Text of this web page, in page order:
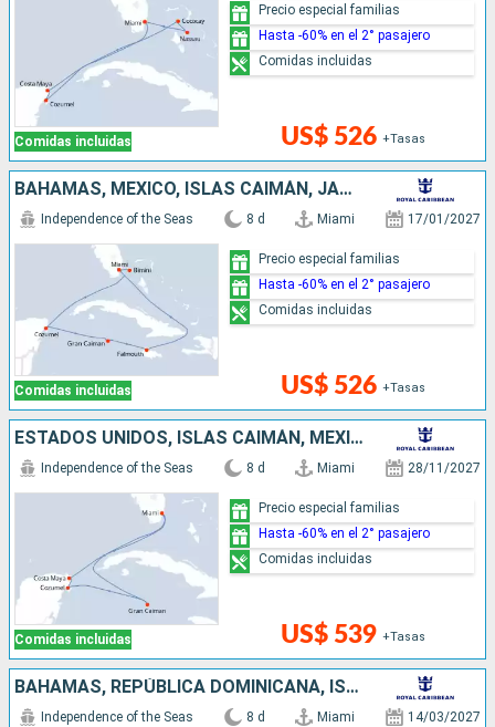
Comidas incluidas US$ 526 +Tasas
Precio especial familias
Hasta -60% en el 2° pasajero
Comidas incluidas
BAHAMAS, MÉXICO, ISLAS CAIMÁN, JAMAICA, ESTADOS UNIDOS
Comidas incluidas
Independence of the Seas 8 d Miami 17/01/2027
US$ 526 +Tasas
Precio especial familias
Hasta -60% en el 2° pasajero
Comidas incluidas
ESTADOS UNIDOS, ISLAS CAIMÁN, MÉXICO
Comidas incluidas
Independence of the Seas 8 d Miami 28/11/2027
US$ 539 +Tasas
Precio especial familias
Hasta -60% en el 2° pasajero
Comidas incluidas
BAHAMAS, REPÚBLICA DOMINICANA, ISLAS CAIMÁN, ESTADOS UNIDOS
Independence of the Seas 8 d Miami 14/03/2027